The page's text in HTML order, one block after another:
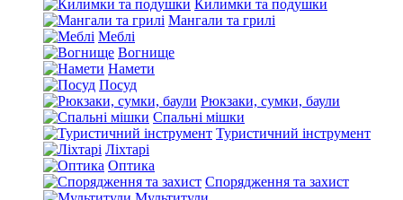
Килимки та подушки
Мангали та грилі
Меблі
Вогнище
Намети
Посуд
Рюкзаки, сумки, баули
Спальні мішки
Туристичний інструмент
Ліхтарі
Оптика
Спорядження та захист